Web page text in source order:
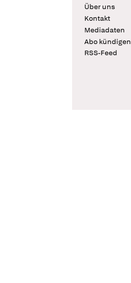
Über uns
Kontakt
Mediadaten
Abo kündigen
RSS-Feed